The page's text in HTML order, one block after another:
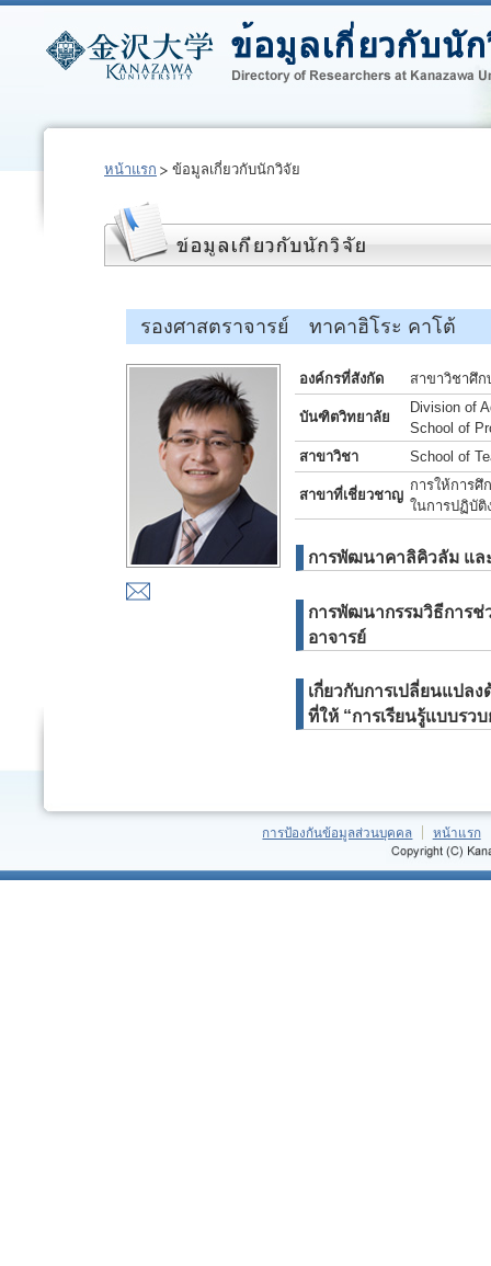
หน้าแรก ข้อมูลเกี่ยวกับนักวิจัย
รองศาสตราจารย์ ทาคาฮิโระ คาโต้
องค์กรที่สังกัด สาขาวิชาศึ
บันฑิตวิทยาลัย
Division of
School of
สาขาวิชา
School of
สาขาที่เชี่ยวชาญ
การให้การศึ
ในการปฏิบัติ
การพัฒนาคาลิคิวลัม แล
การพัฒนากรรมวิธีการ
อาจารย์
เกี่ยวกับการเปลี่ยนแปล
ที่ให้ “การเรียนรู้แบบรว
การป้องกันข้อมูลส่วนบุคคล หน้าแรก